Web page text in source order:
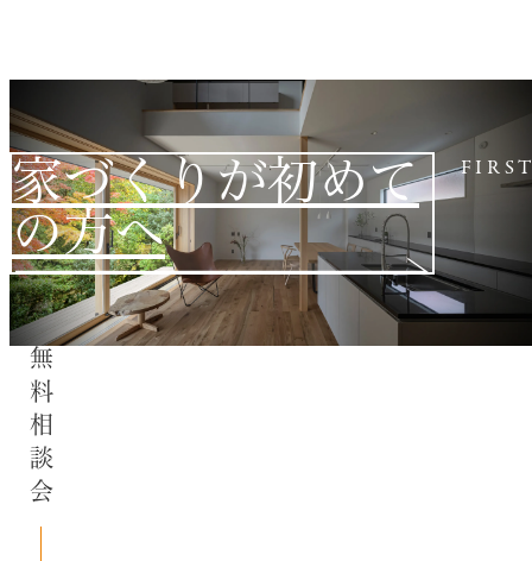
家づくりが初めて
の方へ
無料相談会